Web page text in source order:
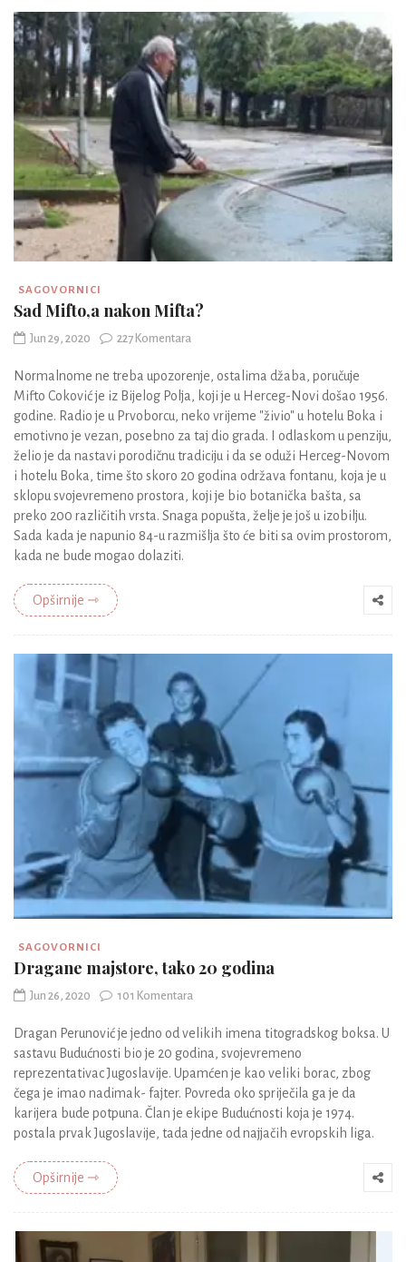
SAGOVORNICI
Sad Mifto,a nakon Mifta?
Jun 29, 2020 227 Komentara
Normalnome ne treba upozorenje, ostalima džaba, poručuje
Mifto Coković je iz Bijelog Polja, koji je u Herceg-Novi došao 1956.
godine. Radio je u Prvoborcu, neko vrijeme "živio" u hotelu Boka i
emotivno je vezan, posebno za taj dio grada. I odlaskom u penziju,
želio je da nastavi porodičnu tradiciju i da se oduži Herceg-Novom
i hotelu Boka, time što skoro 20 godina održava fontanu, koja je u
sklopu svojevremeno prostora, koji je bio botanička bašta, sa
preko 200 različitih vrsta. Snaga popušta, želje je još u izobilju.
Sada kada je napunio 84-u razmišlja što će biti sa ovim prostorom,
kada ne bude mogao dolaziti.
Opširnije ⇾
SAGOVORNICI
Dragane majstore, tako 20 godina
Jun 26, 2020 101 Komentara
Dragan Perunović je jedno od velikih imena titogradskog boksa. U
sastavu Budućnosti bio je 20 godina, svojevremeno
reprezentativac Jugoslavije. Upamćen je kao veliki borac, zbog
čega je imao nadimak- fajter. Povreda oko spriječila ga je da
karijera bude potpuna. Član je ekipe Budućnosti koja je 1974.
postala prvak Jugoslavije, tada jedne od najjačih evropskih liga.
Opširnije ⇾